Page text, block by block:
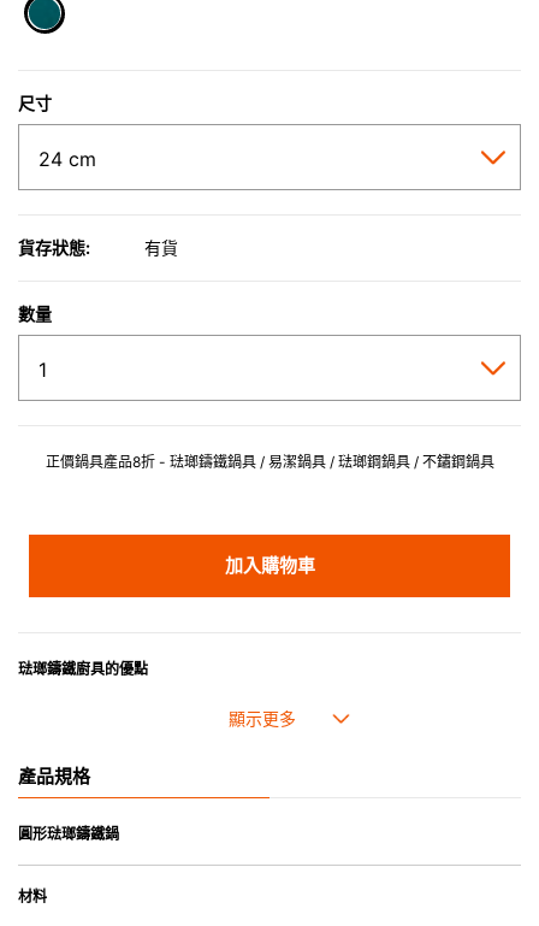
尺寸
貨存狀態: 有貨
數量
正價鍋具產品8折 - 琺瑯鑄鐵鍋具 / 易潔鍋具 / 琺瑯鋼鍋具 / 不鏽鋼鍋具
加入購物車
琺瑯鑄鐵廚具的優點
• 琺瑯鑄鐵傳熱性均勻，不會產生過熱點。
• 重身的鍋蓋能有助防止蒸氣溜走,易於 保持食物的原汁原味。
• 琺瑯抗酸鹼，不會殘留氣味，安全衛生。
產品規格
圓形琺瑯鑄鐵鍋
材料